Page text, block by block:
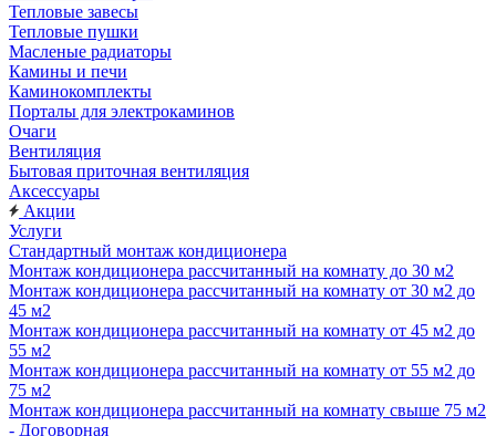
Тепловые завесы
Тепловые пушки
Масленые радиаторы
Камины и печи
Каминокомплекты
Порталы для электрокаминов
Очаги
Вентиляция
Бытовая приточная вентиляция
Аксессуары
Акции
Услуги
Стандартный монтаж кондиционера
Монтаж кондиционера рассчитанный на комнату до 30 м2
Монтаж кондиционера рассчитанный на комнату от 30 м2 до
45 м2
Монтаж кондиционера рассчитанный на комнату от 45 м2 до
55 м2
Монтаж кондиционера рассчитанный на комнату от 55 м2 до
75 м2
Монтаж кондиционера рассчитанный на комнату свыше 75 м2
- Договорная